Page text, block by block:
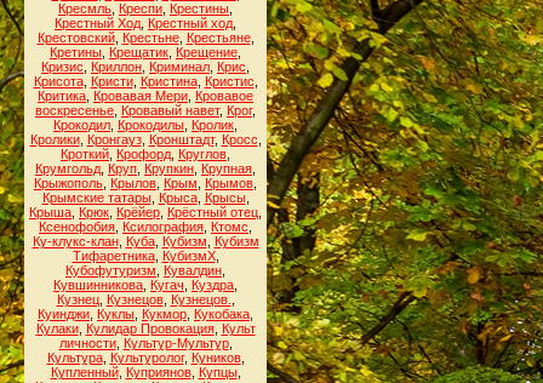
Кресмль Креспи Крестины
Крестный Ход Крестный ход
Крестовский, Крестьне, Крестьяне,
Кретины Крещатик Крещение
Кризис
Криллон Криминал Крис
Крисота, Кристи, Кристина, Кристис
Критика Кровавая Мери Кровавое
воскресенье Кровавый навет, Крог,
Крокодил Крокодилы Кролик
Кролики, Кронгауз, Кронштадт, Кросс
Кроткий Крофорд Круглов
Крумгольд Круп Крупкин Крупная
Крыжополь Крылов Крым Крымов
Крымские татары, Крыса, Крысы,
Крыша Крюк Крёйер Крёстный отец
Ксенофобия Ксилография Ктомс
Ку-клукс-клан, Куба, Кубизм
Кубизм
Тифаретника, КубизмХ,
Кубофутуризм
Кувалдин
Кувшинникова Кугач Куздра
Кузнец, Кузнецов, Кузнецов.
Куинджи Куклы Кукмор Кукобака
Кулаки, Кулидар Провокация, Культ
личности, Культур-Мультур,
Культура, Культуролог, Куников,
Купленный, Куприянов, Купцы,